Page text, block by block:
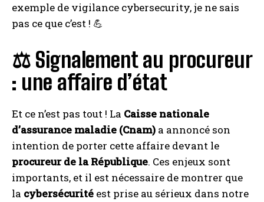
exemple de vigilance cybersecurity, je ne sais
pas ce que c’est ! 💪
⚖️ Signalement au procureur
: une affaire d’état
Et ce n’est pas tout ! La Caisse nationale
d’assurance maladie (Cnam) a annoncé son
intention de porter cette affaire devant le
procureur de la République. Ces enjeux sont
importants, et il est nécessaire de montrer que
la cybersécurité est prise au sérieux dans notre